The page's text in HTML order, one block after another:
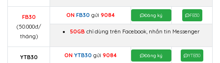
FB30
(50.000đ/
tháng)
ON FB30 gửi 9084 Đăng ký FB30
50GB chỉ dùng trên Facebook, nhắn tin Messenger
YTB30
ON YTB30 gửi 9084 Đăng ký YTB30